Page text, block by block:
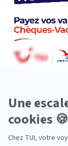
Dans les îles
Découverte
En couple